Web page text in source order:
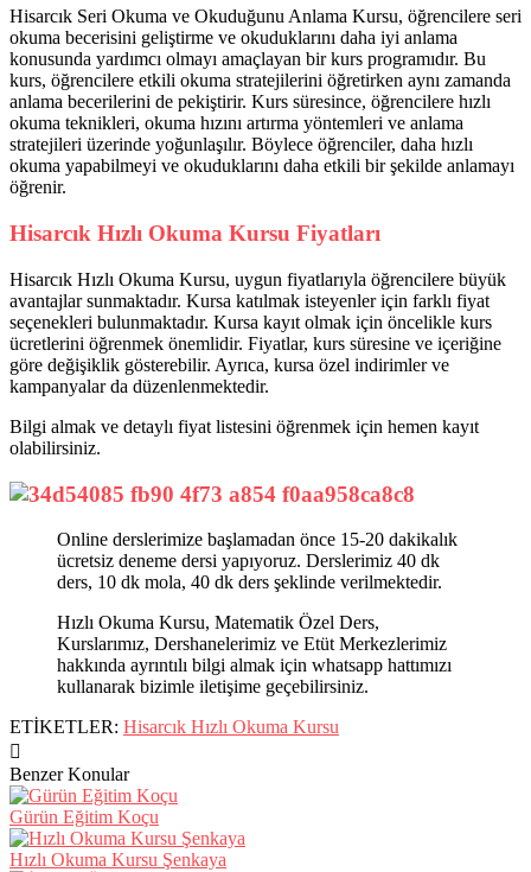
Hisarcık Seri Okuma ve Okuduğunu Anlama Kursu, öğrencilere seri
okuma becerisini geliştirme ve okuduklarını daha iyi anlama
konusunda yardımcı olmayı amaçlayan bir kurs programıdır. Bu
kurs, öğrencilere etkili okuma stratejilerini öğretirken aynı zamanda
anlama becerilerini de pekiştirir. Kurs süresince, öğrencilere hızlı
okuma teknikleri, okuma hızını artırma yöntemleri ve anlama
stratejileri üzerinde yoğunlaşılır. Böylece öğrenciler, daha hızlı
okuma yapabilmeyi ve okuduklarını daha etkili bir şekilde anlamayı
öğrenir.
Hisarcık Hızlı Okuma Kursu Fiyatları
Hisarcık Hızlı Okuma Kursu, uygun fiyatlarıyla öğrencilere büyük
avantajlar sunmaktadır. Kursa katılmak isteyenler için farklı fiyat
seçenekleri bulunmaktadır. Kursa kayıt olmak için öncelikle kurs
ücretlerini öğrenmek önemlidir. Fiyatlar, kurs süresine ve içeriğine
göre değişiklik gösterebilir. Ayrıca, kursa özel indirimler ve
kampanyalar da düzenlenmektedir.
Bilgi almak ve detaylı fiyat listesini öğrenmek için hemen kayıt
olabilirsiniz.
Online derslerimize başlamadan önce 15-20 dakikalık
ücretsiz deneme dersi yapıyoruz. Derslerimiz 40 dk
ders, 10 dk mola, 40 dk ders şeklinde verilmektedir.
Hızlı Okuma Kursu, Matematik Özel Ders,
Kurslarımız, Dershanelerimiz ve Etüt Merkezlerimiz
hakkında ayrıntılı bilgi almak için whatsapp hattımızı
kullanarak bizimle iletişime geçebilirsiniz.
ETİKETLER: Hisarcık Hızlı Okuma Kursu
Benzer Konular
Gürün Eğitim Koçu
Hızlı Okuma Kursu Şenkaya